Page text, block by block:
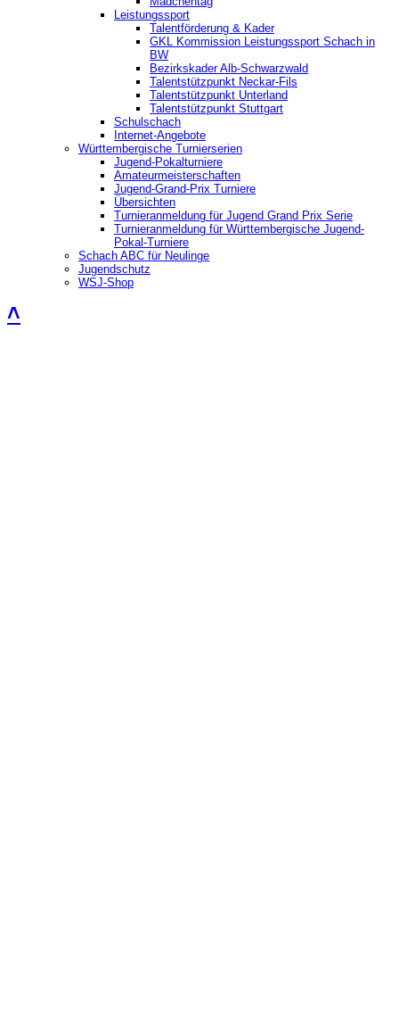
Leistungssport
Talentförderung & Kader
GKL Kommission Leistungssport Schach in
BW
Bezirkskader Alb-Schwarzwald
Talentstützpunkt Neckar-Fils
Talentstützpunkt Unterland
Talentstützpunkt Stuttgart
Schulschach
Internet-Angebote
Württembergische Turnierserien
Jugend-Pokalturniere
Amateurmeisterschaften
Jugend-Grand-Prix Turniere
Übersichten
Turnieranmeldung für Jugend Grand Prix Serie
Turnieranmeldung für Württembergische Jugend-
Pokal-Turniere
Schach ABC für Neulinge
Jugendschutz
WSJ-Shop
˄